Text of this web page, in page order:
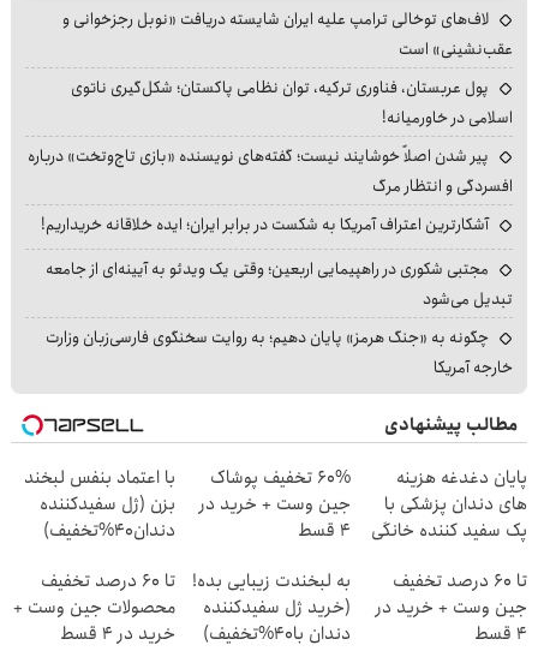
لاف‌های توخالی ترامپ علیه ایران شایسته دریافت «نوبل رجزخوانی و
عقب‌نشینی» است
پول عربستان، فناوری ترکیه، توان نظامی پاکستان؛ شکل‌گیری ناتوی
اسلامی در خاورمیانه!
پیر شدن اصلاً خوشایند نیست؛ گفته‌های نویسنده «بازی تاج‌وتخت» درباره
افسردگی و انتظار مرگ
آشکارترین اعتراف آمریکا به شکست در برابر ایران؛ ایده خلاقانه خریداریم!
مجتبی شکوری در راهپیمایی اربعین؛ وقتی یک ویدئو به آیینه‌ای از جامعه
تبدیل می‌شود
چگونه به «جنگ هرمز» پایان دهیم؛ به روایت سخنگوی فارسی‌زبان وزارت
خارجه آمریکا
مطالب پیشنهادی
پایان دغدغه هزینه
های دندان پزشکی با
پک سفید کننده خانگی
60% تخفیف پوشاک
جین وست + خرید در
4 قسط
با اعتماد بنفس لبخند
بزن (ژل سفیدکننده
دندان40%تخفیف)
تا 60 درصد تخفیف
جین وست + خرید در
4 قسط
به لبخندت زیبایی بده!
(خرید ژل سفیدکننده
دندان با40%تخفیف)
تا 60 درصد تخفیف
محصولات جین وست +
خرید در 4 قسط